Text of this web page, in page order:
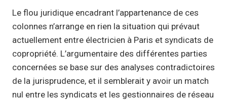
Le flou juridique encadrant l’appartenance de ces
colonnes n’arrange en rien la situation qui prévaut
actuellement entre électricien à Paris et syndicats de
copropriété. L’argumentaire des différentes parties
concernées se base sur des analyses contradictoires
de la jurisprudence, et il semblerait y avoir un match
nul entre les syndicats et les gestionnaires de réseau